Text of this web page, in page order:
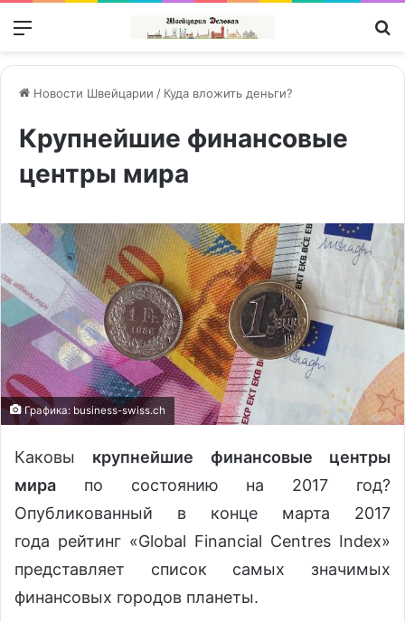
Меню
Новости Швейцарии / Куда вложить деньги?
Крупнейшие финансовые
центры мира
Графика: business-swiss.ch
Каковы крупнейшие финансовые центры
мира по состоянию на 2017 год?
Опубликованный в конце марта 2017
года рейтинг «Global Financial Centres Index»
представляет список самых значимых
финансовых городов планеты.